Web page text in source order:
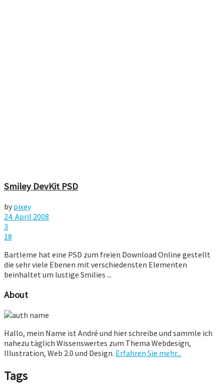
Smiley DevKit PSD
by pixey
24. April 2008
3
18
Bartleme hat eine PSD zum freien Download Online gestellt
die sehr viele Ebenen mit verschiedensten Elementen
beinhaltet um lustige Smilies ...
About
Hallo, mein Name ist André und hier schreibe und sammle ich
nahezu täglich Wissenswertes zum Thema Webdesign,
Illustration, Web 2.0 und Design. Erfahren Sie mehr...
Tags